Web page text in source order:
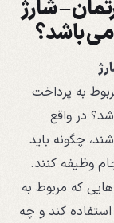
– شارژ
باشد؟
به پرداخت
در واقع
چگونه باید
وظیفه کنند.
که مربوط به
کند و چه